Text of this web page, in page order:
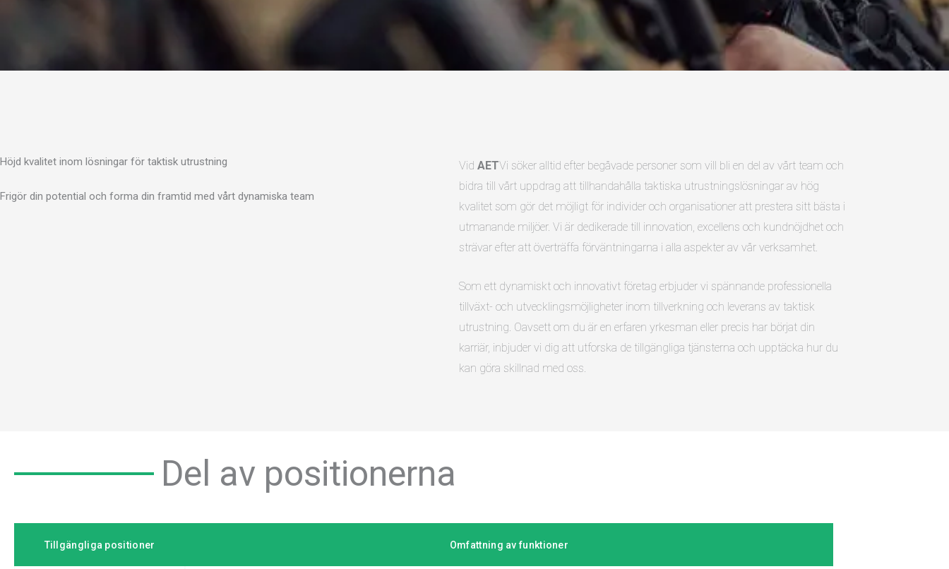
Höjd kvalitet inom lösningar för taktisk utrustning
Frigör din potential och forma din framtid med vårt dynamiska team
Vid AETVi söker alltid efter begåvade personer som vill bli en del av vårt team och
bidra till vårt uppdrag att tillhandahålla taktiska utrustningslösningar av hög
kvalitet som gör det möjligt för individer och organisationer att prestera sitt bästa i
utmanande miljöer. Vi är dedikerade till innovation, excellens och kundnöjdhet och
strävar efter att överträffa förväntningarna i alla aspekter av vår verksamhet.
Som ett dynamiskt och innovativt företag erbjuder vi spännande professionella
tillväxt- och utvecklingsmöjligheter inom tillverkning och leverans av taktisk
utrustning. Oavsett om du är en erfaren yrkesman eller precis har börjat din
karriär, inbjuder vi dig att utforska de tillgängliga tjänsterna och upptäcka hur du
kan göra skillnad med oss.
Del av positionerna
Tillgängliga positioner Omfattning av funktioner